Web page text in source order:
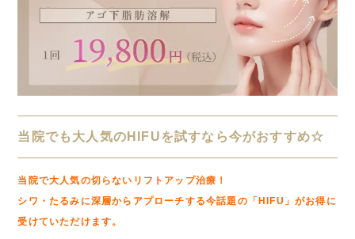
当院でも大人気のHIFUを試すなら今がおすすめ☆
当院で大人気の切らないリフトアップ治療！
シワ・たるみに深層からアプローチする今話題の「HIFU」がお得に
受けていただけます。